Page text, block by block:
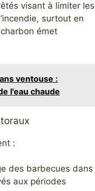
visant à limiter les
surtout en
émet
ventouse :
l'eau chaude
:
des barbecues dans
aux périodes